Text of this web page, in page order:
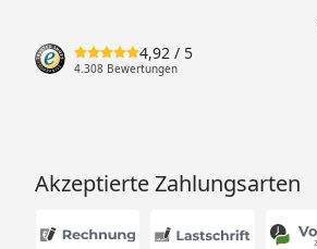
4,92 / 5
4.308 Bewertungen
Akzeptierte Zahlungsarten